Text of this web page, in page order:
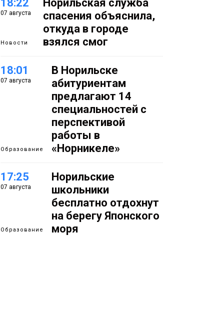
18:22
07 августа
Новости
Норильская служба
спасения объяснила,
откуда в городе
взялся смог
18:01
07 августа
Образование
В Норильске
абитуриентам
предлагают 14
специальностей с
перспективой
работы в
«Норникеле»
17:25
07 августа
Образование
Норильские
школьники
бесплатно отдохнут
на берегу Японского
моря